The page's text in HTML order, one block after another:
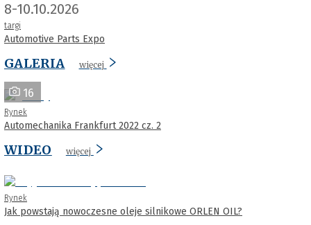
8-10.10.2026
targi
Automotive Parts Expo
GALERIA więcej
16
Rynek
Automechanika Frankfurt 2022 cz. 2
WIDEO więcej
Rynek
Jak powstają nowoczesne oleje silnikowe ORLEN OIL?